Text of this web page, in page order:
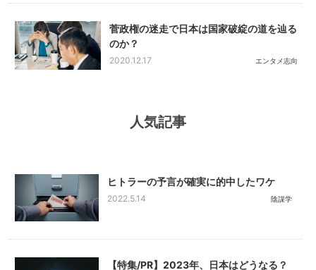
菅政権の迷走で日本は国家破綻の道を辿る
のか？
2020.12.17 エンタメ志向
人気記事
ヒトラーの予言が確実に的中したワケ
2022.5.14 陰謀学
【特集/PR】2023年、日本はどうなる？